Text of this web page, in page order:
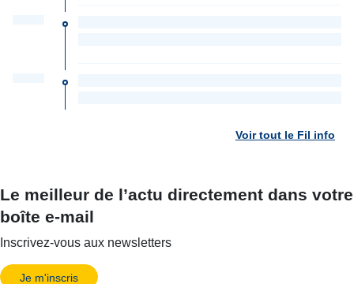
Voir tout le Fil info
Le meilleur de l’actu directement dans votre
boîte e-mail
Inscrivez-vous aux newsletters
Je m'inscris